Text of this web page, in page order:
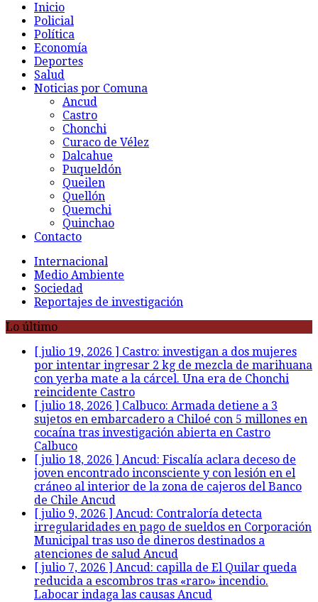
Inicio
Policial
Política
Economía
Deportes
Salud
Noticias por Comuna
Ancud
Castro
Chonchi
Curaco de Vélez
Dalcahue
Puqueldón
Queilen
Quellón
Quemchi
Quinchao
Contacto
Internacional
Medio Ambiente
Sociedad
Reportajes de investigación
Lo último
[ julio 19, 2026 ] Castro: investigan a dos mujeres
por intentar ingresar 2 kg de mezcla de marihuana
con yerba mate a la cárcel. Una era de Chonchi
reincidente Castro
[ julio 18, 2026 ] Calbuco: Armada detiene a 3
sujetos en embarcadero a Chiloé con 5 millones en
cocaína tras investigación abierta en Castro
Calbuco
[ julio 18, 2026 ] Ancud: Fiscalía aclara deceso de
joven encontrado inconsciente y con lesión en el
cráneo al interior de la zona de cajeros del Banco
de Chile Ancud
[ julio 9, 2026 ] Ancud: Contraloría detecta
irregularidades en pago de sueldos en Corporación
Municipal tras uso de dineros destinados a
atenciones de salud Ancud
[ julio 7, 2026 ] Ancud: capilla de El Quilar queda
reducida a escombros tras «raro» incendio.
Labocar indaga las causas Ancud